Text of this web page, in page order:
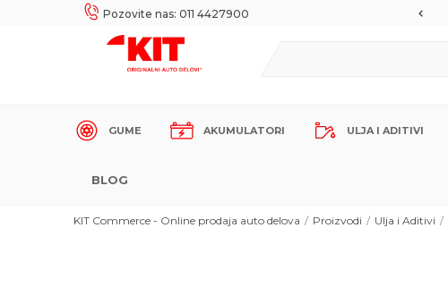
Pozovite nas: 011 4427900
SIGURNO PLAĆANJE PLATNIM KARTICAMA!
GUME AKUMULATORI ULJA I ADITIVI
BLOG
KIT Commerce - Online prodaja auto delova Proizvodi Ulja i Aditivi